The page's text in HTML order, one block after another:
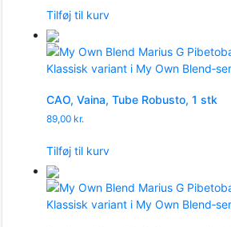
Tilføj til kurv
CAO, Vaina, Tube Robusto, 1 stk
89,00 kr.
Tilføj til kurv